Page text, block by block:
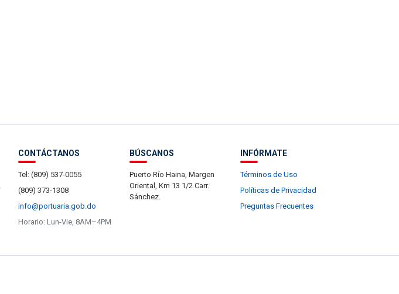
CONTÁCTANOS
Tel: (809) 537-0055
(809) 373-1308
info@portuaria.gob.do
Horario: Lun-Vie, 8AM–4PM
BÚSCANOS
Puerto Río Haina, Margen
Oriental, Km 13 1/2 Carr.
Sánchez.
INFÓRMATE
Términos de Uso
Políticas de Privacidad
Preguntas Frecuentes